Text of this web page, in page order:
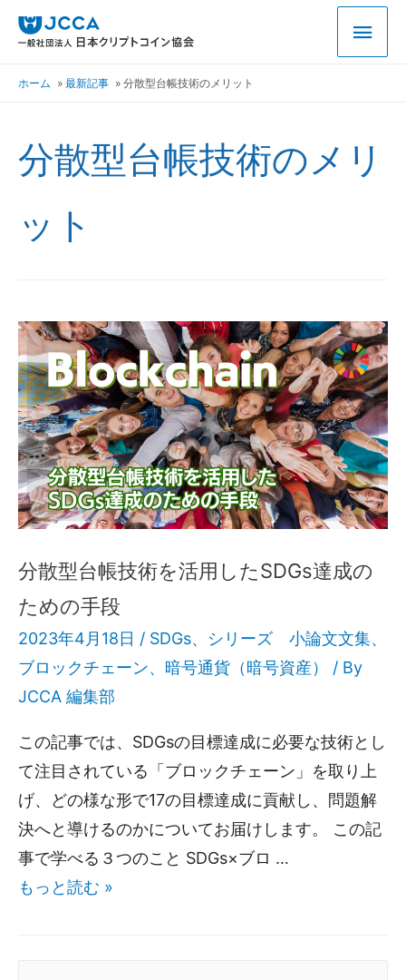
ホーム 最新記事 分散型台帳技術のメリット
分散型台帳技術のメリ
ット
分散型台帳技術を活用したSDGs達成の
ための手段
2023年4月18日 / SDGs、 シリーズ 小論文文集、
ブロックチェーン、 暗号通貨（暗号資産）
/ By
JCCA 編集部
この記事では、SDGsの目標達成に必要な技術とし
て注目されている「ブロックチェーン」を取り上
げ、どの様な形で17の目標達成に貢献し、問題解
決へと導けるのかについてお届けします。 この記
事で学べる３つのこと SDGs×ブロ …
もっと読む »